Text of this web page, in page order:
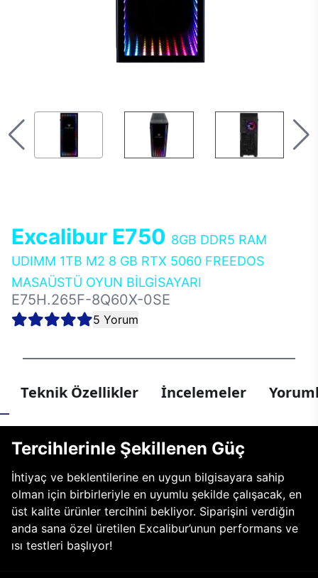
Excalibur E750 8GB DDR5 RAM
UDIMM 1TB M2 8 GB RTX 5060 FREEDOS
MASAÜSTÜ OYUN BİLGİSAYARI
E75H.265F-8Q60X-0SE
5 Yorum
Teknik Özellikler İncelemeler
Tercihlerinle Şekillenen Güç
İhtiyaç ve beklentilerine en uygun bilgisayara sahip
olman için birbirleriyle en uyumlu şekilde çalışacak, en
üst kalite ürünler tercihini bekliyor. Siparişini verdiğin
anda sana özel üretilen Excalibur’unun performans ve
ısı testleri başlıyor!